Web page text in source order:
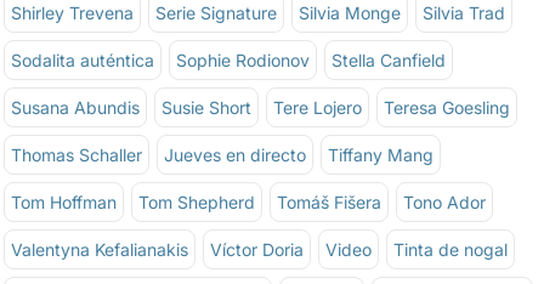
Shirley Trevena Serie Signature Silvia Monge Silvia Trad
Sodalita auténtica Sophie Rodionov Stella Canfield
Susana Abundis Susie Short Tere Lojero Teresa Goesling
Thomas Schaller Jueves en directo Tiffany Mang
Tom Hoffman Tom Shepherd Tomáš Fišera Tono Ador
Valentyna Kefalianakis Víctor Doria Video Tinta de nogal